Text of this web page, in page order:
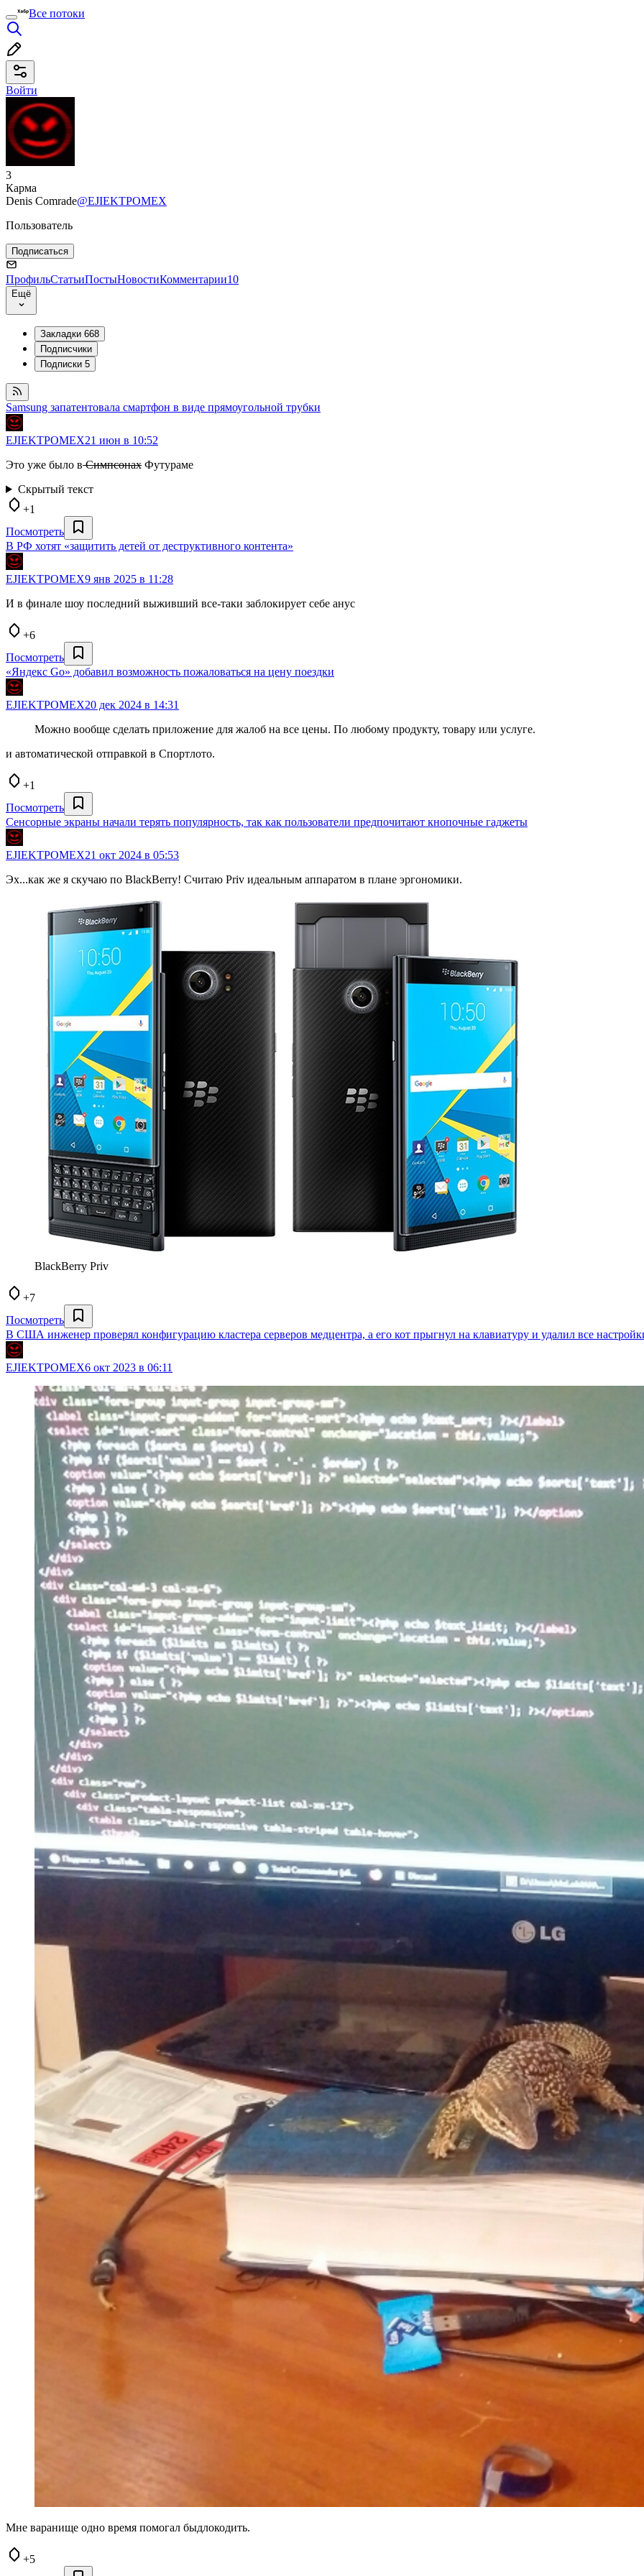
Все потоки
Войти
3
Карма
Denis Comrade@EJIEKTPOMEX
Пользователь
Подписаться
ПрофильСтатьиПостыНовостиКомментарии10
Ещё
Закладки 668
Подписчики
Подписки 5
Samsung запатентовала смартфон в виде прямоугольной трубки
EJIEKTPOMEX21 июн в 10:52
Это уже было вСимпсонах Футураме
Скрытый текст
+1
Посмотреть
В РФ хотят «защитить детей от деструктивного контента»
EJIEKTPOMEX9 янв 2025 в 11:28
И в финале шоу последний выживший все-таки заблокирует себе анус
+6
Посмотреть
«Яндекс Go» добавил возможность пожаловаться на цену поездки
EJIEKTPOMEX20 дек 2024 в 14:31
Можно вообще сделать приложение для жалоб на все цены. По любому продукту, товару или услуге.
и автоматической отправкой в Спортлото.
+1
Посмотреть
Сенсорные экраны начали терять популярность, так как пользователи предпочитают кнопочные гаджеты
EJIEKTPOMEX21 окт 2024 в 05:53
Эх...как же я скучаю по BlackBerry! Считаю Priv идеальным аппаратом в плане эргономики.
BlackBerry Priv
+7
Посмотреть
В США инженер проверял конфигурацию кластера серверов медцентра, а его кот прыгнул на клавиатуру и удалил все
EJIEKTPOMEX6 окт 2023 в 06:11
Мне варанище одно время помогал быдлокодить.
+5